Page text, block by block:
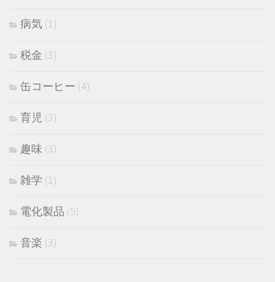
病気 (1)
税金 (3)
缶コーヒー (4)
育児 (3)
趣味 (3)
雑学 (1)
電化製品 (5)
音楽 (3)